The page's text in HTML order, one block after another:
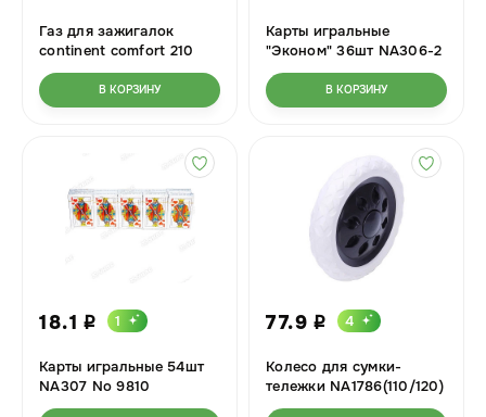
Газ для зажигалок
continent comfort 210
см3
В КОРЗИНУ
Карты игральные
"Эконом" 36шт NA306-2
Z.X.M No 9811 12шт/упак
В КОРЗИНУ
18.1 i 1
Карты игральные 54шт
NA307 No 9810
77.9 i 4
Колесо для сумки-
тележки NA1786(110/120)